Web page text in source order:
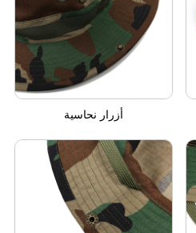
أزرار نحاسية